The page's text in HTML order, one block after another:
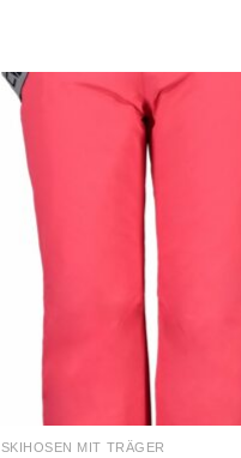
SKIHOSEN MIT TRÄGER